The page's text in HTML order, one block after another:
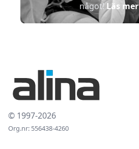
något!Läs mer
© 1997-2026
Org.nr: 556438-4260